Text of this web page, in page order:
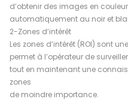
d’obtenir des images en
automatiquement au noir et
2-Zones d’intérêt
Les zones d’intérêt (ROI) sont
permet à l’opérateur de
tout en maintenant une
zones
de moindre importance.